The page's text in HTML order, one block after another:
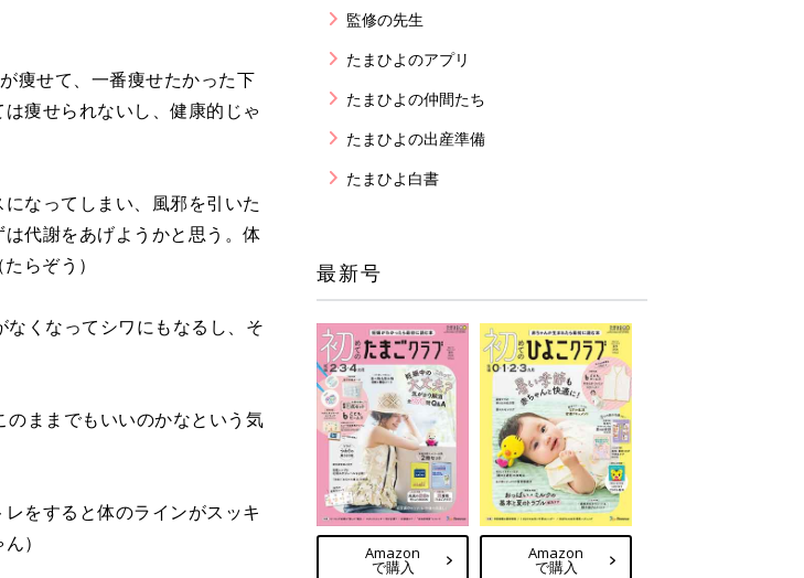
痩せて、一番痩せたかった下
痩せられないし、健康的じゃ
なってしまい、風邪を引いた
代謝をあげようかと思う。体
らぞう）
くなってシワにもなるし、そ
のままでもいいのかなという気
をすると体のラインがスッキ
）
監修の先生
たまひよのアプリ
たまひよの仲間たち
たまひよの出産準備
たまひよ白書
最新号
Amazon
で購入
Amazon
で購入